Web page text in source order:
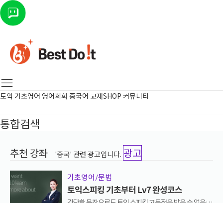
토익 기초영어 영어회화중국어 교재SHOP 커뮤니티
통합검색
추천 강좌 '중국' 관련 광고입니다. 광고
기초영어/문법
토익스피킹 기초부터 Lv7 완성코스